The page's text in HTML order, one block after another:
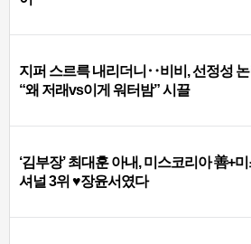
지퍼 스르륵 내리더니‥비비, 선정성
“왜 저래vs이게 워터밤” 시끌
‘김부장’ 최대훈 아내, 미스코리아 善+
셔널 3위 ♥장윤서였다